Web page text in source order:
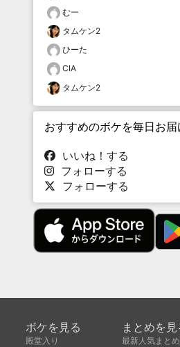
むー
タムケン2
ひーた
CIA
タムケン2
おすすめのボケを毎日お届
いいね！する
フォローする
フォローする
ボケを見る
殿堂入り
まとめを見
最新人気まとめ